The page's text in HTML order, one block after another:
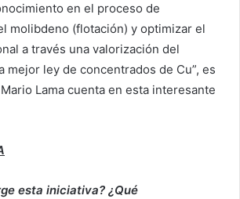
en el proceso de
molibdeno (flotación) y optimizar el
a través una valorización del
mejor ley de concentrados de Cu”, es
Lama cuenta en esta interesante
esta iniciativa? ¿Qué